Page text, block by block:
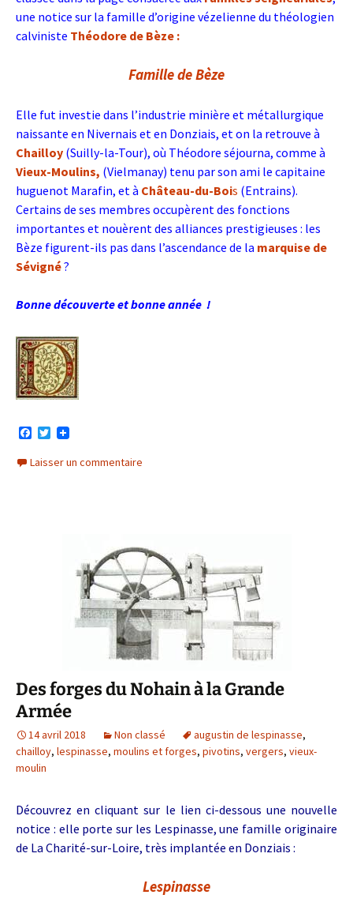
une notice sur la famille d’origine vézelienne du théologien
calviniste Théodore de Bèze :
Famille de Bèze
Elle fut investie dans l’industrie minière et métallurgique
naissante en Nivernais et en Donziais, et on la retrouve à
Chailloy (Suilly-la-Tour), où Théodore séjourna, comme à
Vieux-Moulins, (Vielmanay) tenu par son ami le capitaine
huguenot Marafin, et à Château-du-Bois (Entrains).
Certains de ses membres occupèrent des fonctions
importantes et nouèrent des alliances prestigieuses : les
Bèze figurent-ils pas dans l’ascendance de la marquise de
Sévigné?
Bonne découverte et bonne année !
c
e
T
i
t
Laisser un commentaire
Des forges du Nohain à la Grande
Armée
14 avril 2018 Non classé augustin de lespinasse,
chailloy, lespinasse, moulins et forges, pivotins, vergers, vieux-
moulin
Découvrez en cliquant sur le lien ci-dessous une nouvelle
notice : elle porte sur les Lespinasse, une famille originaire
de La Charité-sur-Loire, très implantée en Donziais :
Lespinasse